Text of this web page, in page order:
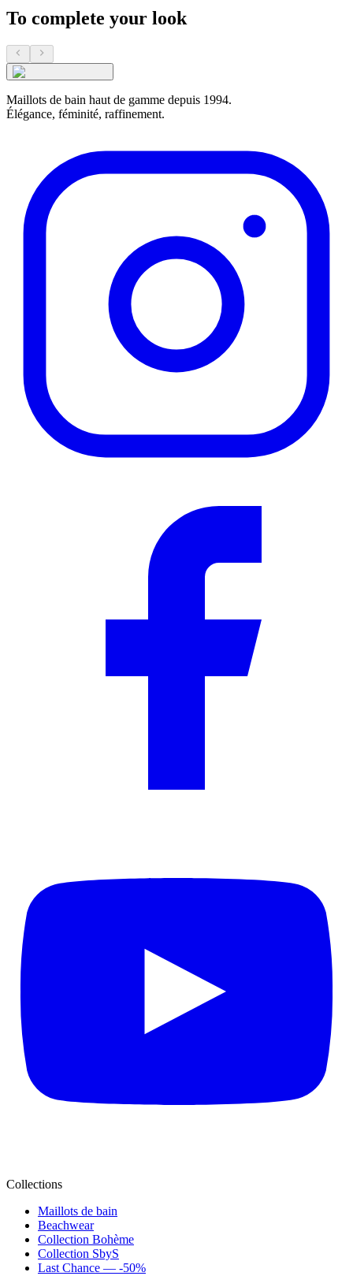
To complete your look
Maillots de bain haut de gamme depuis 1994.
Élégance, féminité, raffinement.
Collections
Maillots de bain
Beachwear
Collection Bohème
Collection SbyS
Last Chance — -50%